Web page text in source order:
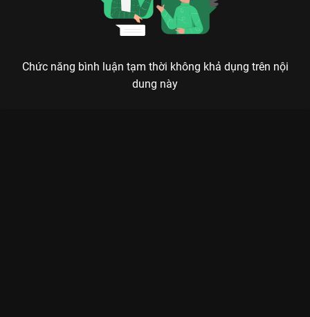
Chức năng bình luận tạm thời không khả dụng trên nội
dung này